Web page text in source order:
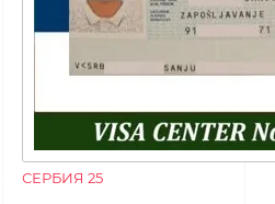
СЕРБИЯ 25